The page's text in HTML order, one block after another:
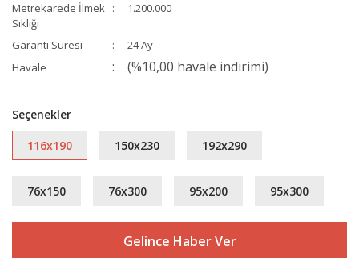
Metrekarede İlmek
Sıklığı
1.200.000
Garanti Süresi
24 Ay
Havale
(%10,00 havale indirimi)
Seçenekler
116x190 150x230 192x290
76x150 76x300 95x200 95x300
Gelince Haber Ver